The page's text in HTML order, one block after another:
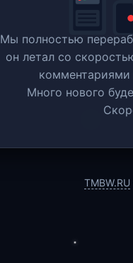
Мы полностью
он летал со
комментариями
Много нового
TMBW.RU